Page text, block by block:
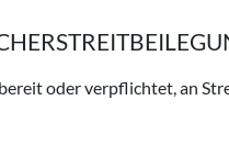
oder verpflichtet, an